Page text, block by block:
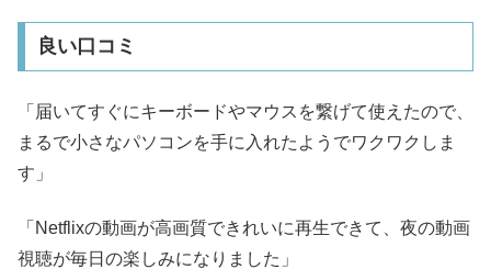
良い口コミ
「届いてすぐにキーボードやマウスを繋げて使えたので、
まるで小さなパソコンを手に入れたようでワクワクしま
す」
「Netflixの動画が高画質できれいに再生できて、夜の動画
視聴が毎日の楽しみになりました」